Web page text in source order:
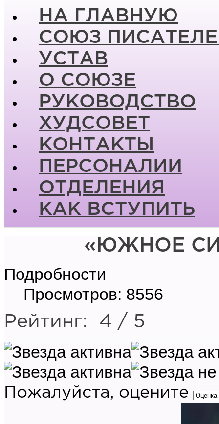
НА ГЛАВНУЮ
СОЮЗ
УСТАВ
О СОЮЗЕ
РУКОВОДСТВО
ХУДСОВЕТ
КОНТАКТЫ
ПЕРСОНАЛИИ
ОТДЕЛЕНИЯ
КАК ВСТУПИТЬ
«ЮЖНОЕ
Подробности
Просмотров: 8556
Рейтинг: 4 / 5
Пожалуйста, оцените